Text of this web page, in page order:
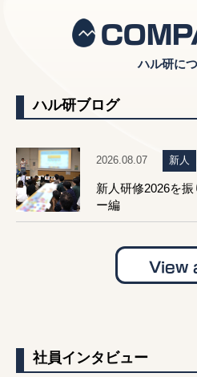
ハル研に
ハル研ブログ
2026.08.07 新人
新人研修2026を
ー編
View
社員インタビュー